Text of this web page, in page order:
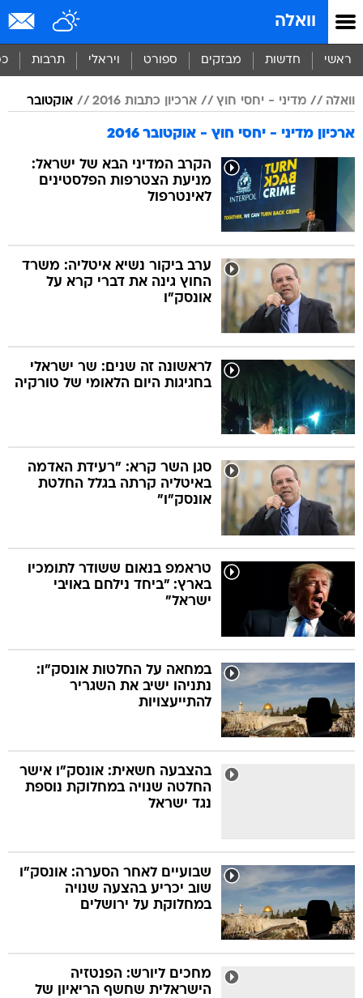
וואלה
ראשי חדשות מבזקים ספורט ויראלי תרבות
וואלה מדיני - יחסי חוץ ארכיון כתבות 2016 אוקטובר
ארכיון מדיני - יחסי חוץ - אוקטובר 2016
הקרב המדיני הבא של ישראל:
מניעת הצטרפות הפלסטינים
לאינטרפול
ערב ביקור נשיא איטליה: משרד
החוץ גינה את דברי קרא על
אונסק"ו
לראשונה זה שנים: שר ישראלי
בחגיגות היום הלאומי של טורקיה
סגן השר קרא: "רעידת האדמה
באיטליה קרתה בגלל החלטת
אונסק"ו"
טראמפ בנאום ששודר לתומכיו
בארץ: "ביחד נילחם באויבי
ישראל"
במחאה על החלטות אונסק"ו:
נתניהו ישיב את השגריר
להתייעצויות
בהצבעה חשאית: אונסק"ו אישר
החלטה שנויה במחלוקת נוספת
נגד ישראל
שבועיים לאחר הסערה: אונסק"ו
שוב יכריע בהצעה שנויה
במחלוקת על ירושלים
מחכים ליורש: הפנטזיה
הישראלית שחשף הריאיון של